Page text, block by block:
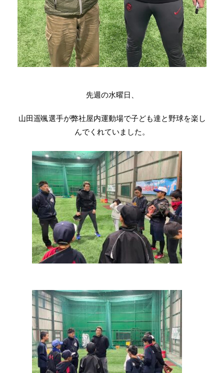
先週の水曜日、
山田遥颯選手が弊社屋内運動場で子ども達と野球を楽し
んでくれていました。